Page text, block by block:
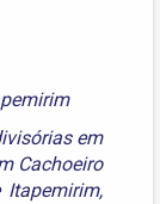
em
Cachoeiro
Itapemirim,